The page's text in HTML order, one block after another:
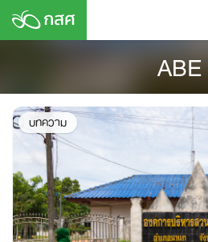
Skip
ABE
บทความ